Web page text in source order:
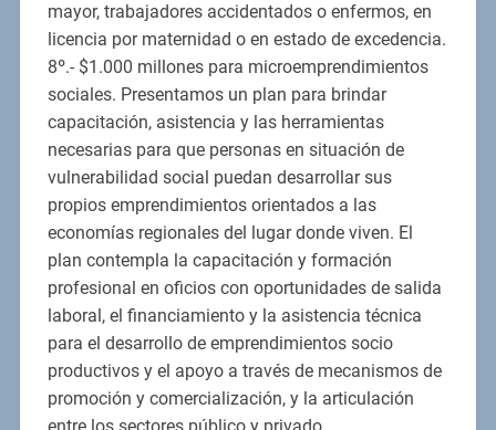
mayor, trabajadores accidentados o enfermos, en
licencia por maternidad o en estado de excedencia.
8º.- $1.000 millones para microemprendimientos
sociales. Presentamos un plan para brindar
capacitación, asistencia y las herramientas
necesarias para que personas en situación de
vulnerabilidad social puedan desarrollar sus
propios emprendimientos orientados a las
economías regionales del lugar donde viven. El
plan contempla la capacitación y formación
profesional en oficios con oportunidades de salida
laboral, el financiamiento y la asistencia técnica
para el desarrollo de emprendimientos socio
productivos y el apoyo a través de mecanismos de
promoción y comercialización, y la articulación